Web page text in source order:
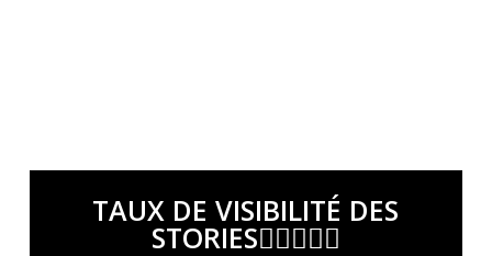
TAUX DE VISIBILITÉ DES
STORIES